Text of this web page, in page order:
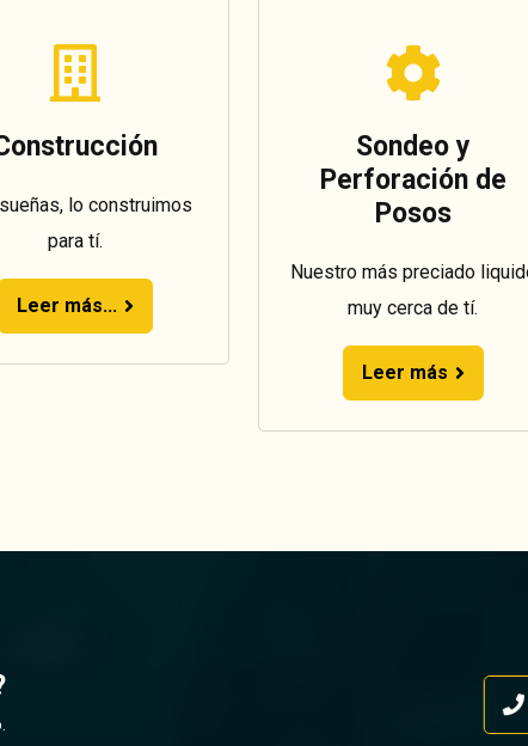
lo construimos
para tí.
Leer más...
Sondeo y
Perforación de
Posos
Nuestro más preciado
muy cerca de tí.
Leer más